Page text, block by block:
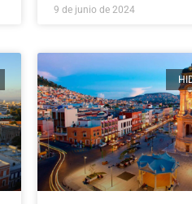
9 de junio de 2024